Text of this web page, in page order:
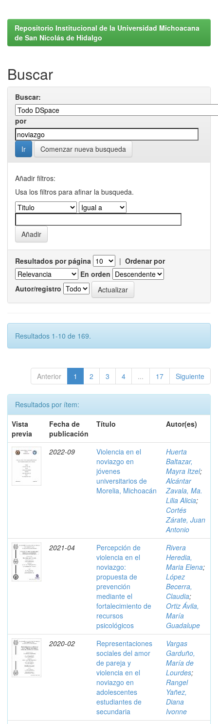
Repositorio Institucional de la Universidad Michoacana
de San Nicolás de Hidalgo
Buscar
Buscar:
por
Comenzar nueva busqueda
Añadir filtros:
Usa los filtros para afinar la busqueda.
Resultados por página | Ordenar por
En orden
Autor/registro
Resultados 1-10 de 169.
Anterior 1 2 3 4 ... 17 Siguiente
Resultados por ítem:
Vista
previa
Fecha de
publicación
Título Autor(es)
2022-09
Violencia en el
noviazgo en
jóvenes
universitarios de
Morelia, Michoacán
Huerta
Baltazar,
Mayra Itzel;
Alcántar
Zavala, Ma.
Lilia Alicia;
Cortés
Zárate, Juan
Antonio
2021-04
Percepción de
violencia en el
noviazgo:
propuesta de
prevención
mediante el
fortalecimiento de
recursos
psicológicos
Rivera
Heredia,
Maria Elena;
López
Becerra,
Claudia;
Ortiz Ávila,
María
Guadalupe
2020-02
Representaciones
sociales del amor
de pareja y
violencia en el
noviazgo en
adolescentes
estudiantes de
secundaria
Vargas
Garduño,
María de
Lourdes;
Rangel
Yañez,
Diana
Ivonne